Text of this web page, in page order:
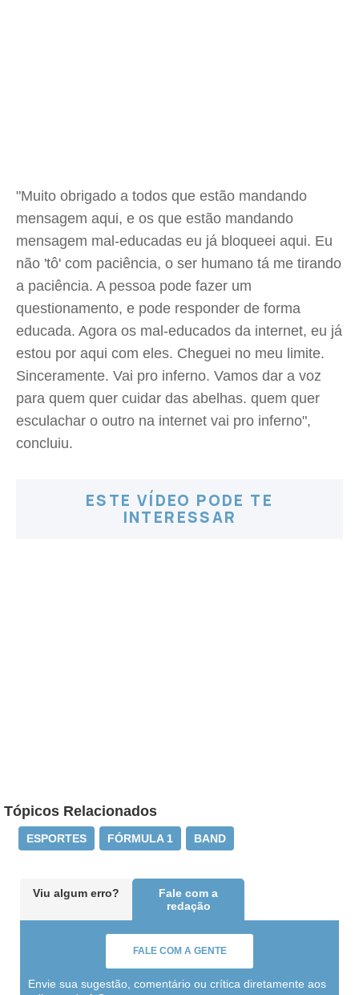
"Muito obrigado a todos que estão mandando
mensagem aqui, e os que estão mandando
mensagem mal-educadas eu já bloqueei aqui. Eu
não 'tô' com paciência, o ser humano tá me tirando
a paciência. A pessoa pode fazer um
questionamento, e pode responder de forma
educada. Agora os mal-educados da internet, eu já
estou por aqui com eles. Cheguei no meu limite.
Sinceramente. Vai pro inferno. Vamos dar a voz
para quem quer cuidar das abelhas. quem quer
esculachar o outro na internet vai pro inferno",
concluiu.
ESTE VÍDEO PODE TE
INTERESSAR
Tópicos Relacionados
ESPORTES FÓRMULA 1 BAND
Viu algum erro?
Fale com a
redação
FALE COM A GENTE
Envie sua sugestão, comentário ou crítica diretamente aos